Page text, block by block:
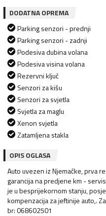
DODATNA OPREMA
Parking senzori - prednji
Parking senzori - zadnji
Podesiva dubina volana
Podesiva visina volana
Rezervni ključ
Senzori za kišu
Senzori za svjetla
Svjetla za maglu
Xenon svjetla
Zatamljena stakla
OPIS OGLASA
Auto uvezen iz Njemačke, prva
garancija na predjene km -
je u besprijekornom stanju,
kompenzacija za jeftinije auto,.
br: 068602501